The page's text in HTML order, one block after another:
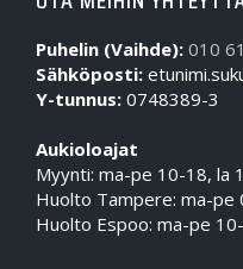
Puhelin (Vaihde): 010
Sähköposti:
Y-tunnus: 0748389-3
Aukioloajat
Myynti: ma-pe 10-18, la
Huolto Tampere: ma-pe
Huolto Espoo: ma-pe